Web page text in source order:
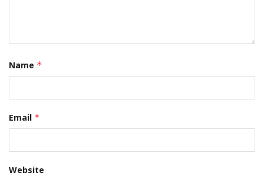
Name *
Email *
Website